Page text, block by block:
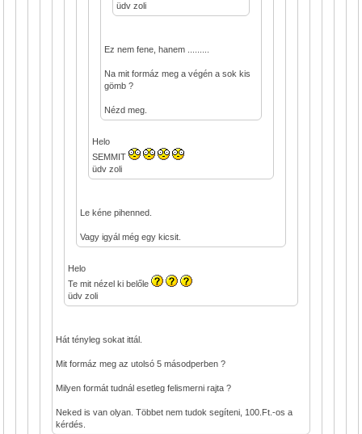
üdv zoli
Ez nem fene, hanem .........
Na mit formáz meg a végén a sok kis
gömb ?
Nézd meg.
Helo
SEMMIT
üdv zoli
Le kéne pihenned.
Vagy igyál még egy kicsit.
Helo
Te mit nézel ki belőle
üdv zoli
Hát tényleg sokat ittál.
Mit formáz meg az utolsó 5 másodperben ?
Milyen formát tudnál esetleg felismerni rajta ?
Neked is van olyan. Többet nem tudok segíteni, 100.Ft.-os a
kérdés.